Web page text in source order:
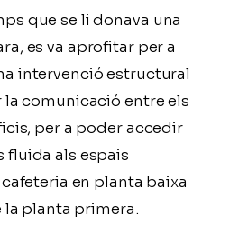
que se li donava una
es va aprofitar per a
intervenció estructural
comunicació entre els
per a poder accedir
fluida als espais
en planta baixa
la planta primera.